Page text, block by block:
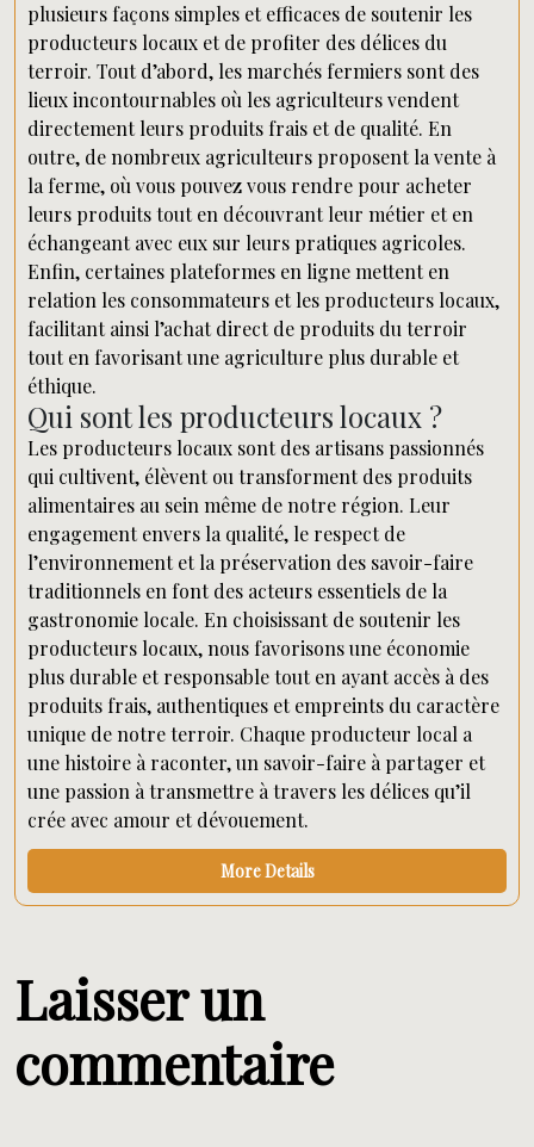
plusieurs façons simples et efficaces de soutenir les
producteurs locaux et de profiter des délices du
terroir. Tout d’abord, les marchés fermiers sont des
lieux incontournables où les agriculteurs vendent
directement leurs produits frais et de qualité. En
outre, de nombreux agriculteurs proposent la vente à
la ferme, où vous pouvez vous rendre pour acheter
leurs produits tout en découvrant leur métier et en
échangeant avec eux sur leurs pratiques agricoles.
Enfin, certaines plateformes en ligne mettent en
relation les consommateurs et les producteurs locaux,
facilitant ainsi l’achat direct de produits du terroir
tout en favorisant une agriculture plus durable et
éthique.
Qui sont les producteurs locaux ?
Les producteurs locaux sont des artisans passionnés
qui cultivent, élèvent ou transforment des produits
alimentaires au sein même de notre région. Leur
engagement envers la qualité, le respect de
l’environnement et la préservation des savoir-faire
traditionnels en font des acteurs essentiels de la
gastronomie locale. En choisissant de soutenir les
producteurs locaux, nous favorisons une économie
plus durable et responsable tout en ayant accès à des
produits frais, authentiques et empreints du caractère
unique de notre terroir. Chaque producteur local a
une histoire à raconter, un savoir-faire à partager et
une passion à transmettre à travers les délices qu’il
crée avec amour et dévouement.
More Details
Laisser un
commentaire